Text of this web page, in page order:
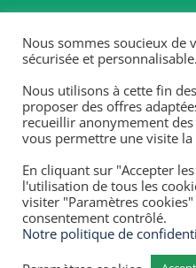
Fermetures
2025-2026
au 3/05/26,
du 18/07/26 au 13 /08/26.
Fermetures exceptionnelles
lundi 10/11/25, mardi 11/
01/05/26, jeudi 14/05/26 &
Nous sommes soucieux de
sécurisée et personnalisable.
Nous utilisons à cette fin
proposer des offres
recueillir anonymement
vous permettre une visite
En cliquant sur "Accepter
l'utilisation de tous les
visiter "Paramètres
consentement contrôlé.
Notre politique de